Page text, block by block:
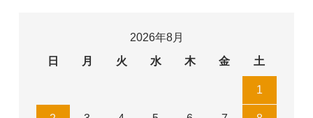
2026年8月
日
月 火 水 木 金 土
1